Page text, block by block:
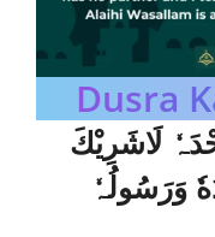
Dusra
لَاشَرِيْكَ
وَرَسُولُہٗ